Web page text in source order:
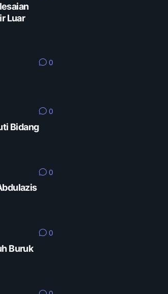
Luar
0
0
Bidang
0
0
Buruk